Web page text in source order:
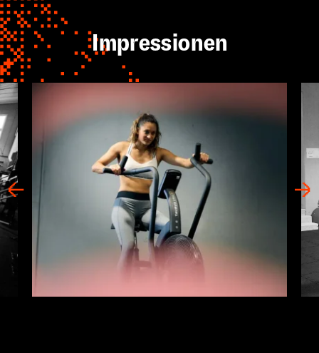
Impressionen